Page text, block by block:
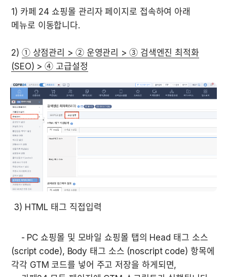
1) 카페 24 쇼핑몰 관리자 페이지로 접속하여 아래
메뉴로 이동합니다.
2) ① 상점관리 > ② 운영관리 > ③ 검색엔진 최적화
(SEO) > ④ 고급설정
3) HTML 태그 직접입력
(script code), Body 태그 소스 (noscript code) 항목에
각각 GTM 코드를 넣어 주고 저장을 하게되면,